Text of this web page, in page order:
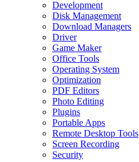
Development
Disk Management
Download Managers
Driver
Game Maker
Office Tools
Operating System
Optimization
PDF Editors
Photo Editing
Plugins
Portable Apps
Remote Desktop Tools
Screen Recording
Security